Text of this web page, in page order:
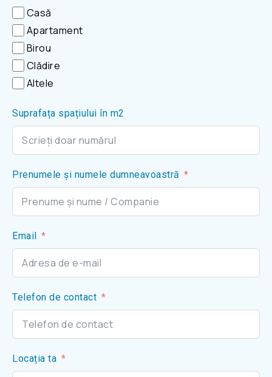
Casă
Apartament
Birou
Clădire
Altele
Suprafața spațiului în m2
Prenumele și numele dumneavoastră
Email
Telefon de contact
Locația ta